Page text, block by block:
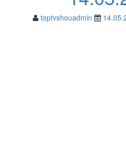
toptvshouadmin